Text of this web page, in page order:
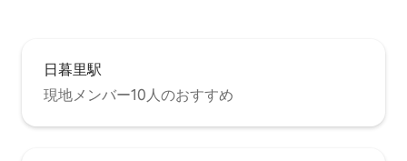
日暮里駅
現地メンバー10人のおすすめ